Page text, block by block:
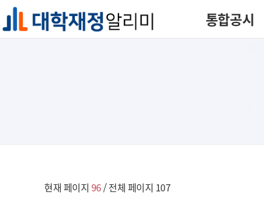
통합공시
현재 페이지 96/ 전체 페이지 107